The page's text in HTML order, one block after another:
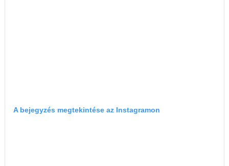
A bejegyzés megtekintése az Instagramon